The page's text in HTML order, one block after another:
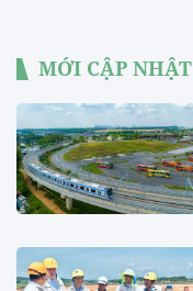
MỚI CẬP NHẬT